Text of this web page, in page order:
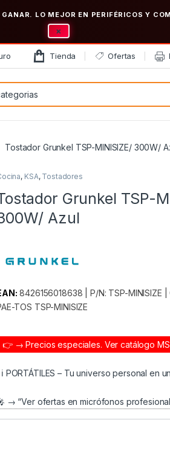
LO MEJOR EN PERIFÉRICOS Y
×
Tienda Ofertas
Tostador Grunkel TSP-MINISIZE/ 300W/
, KSA, Tostadores
Grunkel TSP-
Azul
8426156018638 | P/N: TSP-MINISIZE |
TOS TSP-MINISIZE
👉 → Precios especiales. Ver catálogo
ℹ️ PORTÁTILES – Tu universo personal en
→ “Ver ofertas en micrófonos